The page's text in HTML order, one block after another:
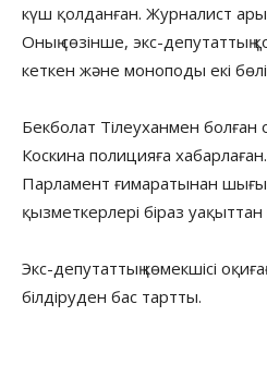
күш қолданған. Журналист
Оның сөзінше, экс-депутаттың
кеткен және моноподы екі
Бекболат Тілеуханмен болған
Коскина полицияға
Парламент ғимаратынан
қызметкерлері біраз уақыттан
Экс-депутаттың көмекшісі
білдіруден бас тартты.